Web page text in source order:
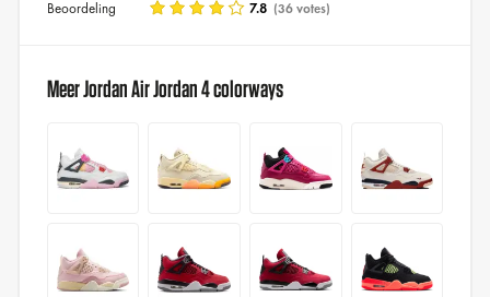
Beoordeling 7.8 (36 votes)
Meer Jordan Air Jordan 4 colorways